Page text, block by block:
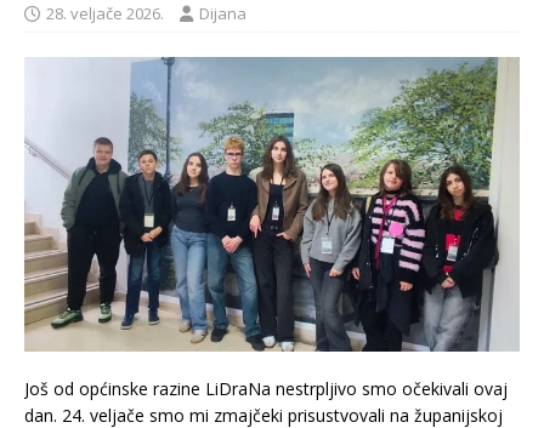
28. veljače 2026. Dijana
Još od općinske razine LiDraNa nestrpljivo smo očekivali ovaj
dan. 24. veljače smo mi zmajčeki prisustvovali na županijskoj